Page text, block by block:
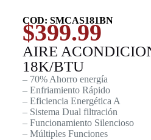
COD: SMCAS181BN
$399.99
AIRE
18K/BTU
– 70% Ahorro energía
– Enfriamiento Rápido
– Eficiencia Energética A
– Sistema Dual filtración
– Funcionamiento Silencioso
– Múltiples Funciones